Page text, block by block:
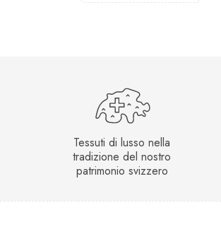
Tessuti di lusso nella
tradizione del nostro
patrimonio svizzero